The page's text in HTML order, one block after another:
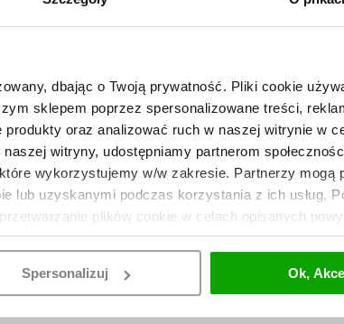
dbając o Twoją prywatność. Pliki cookie
sklepem poprzez spersonalizowane treści,
oraz analizować ruch w naszej witrynie w
witryny, udostępniamy partnerom
wykorzystujemy w/w zakresie. Partnerzy mogą
lub uzyskanymi podczas korzystania z ich usług.
plików cookie w celach opisanych
Spersonalizuj Ok,
na zwrot
Autoryzowany sklep
KitchenAid